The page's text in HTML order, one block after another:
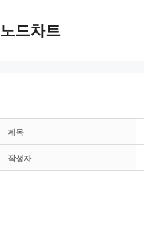
노드차트
제목
작성자